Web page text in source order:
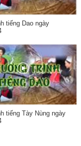
tiếng Dao ngày
tiếng Tày Nùng ngày